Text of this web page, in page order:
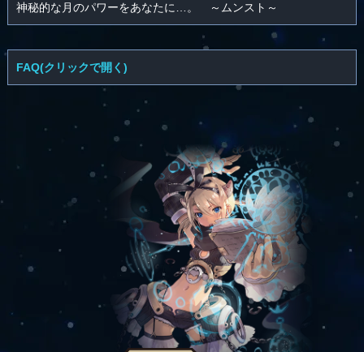
神秘的な月のパワーをあなたに…。 ～ムンスト～
FAQ(クリックで開く)